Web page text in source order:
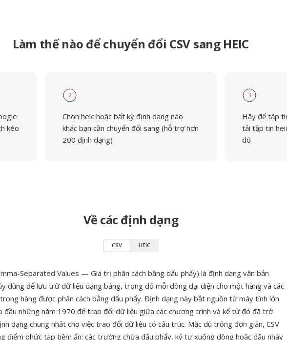
Làm thế nào để chuyển đổi CSV sang HEIC
kéo
2
Chọn heic hoặc bất kỳ định dạng nào
khác bạn cần chuyển đổi sang (hỗ trợ hơn
200 định dạng)
3
Hãy để tập
tải tập tin
đó
Về các định dạng
CSV HEIC
Separated Values — Giá trị phân cách bằng dấu phẩy) là định dạng văn bản
dùng để lưu trữ dữ liệu dạng bảng, trong đó mỗi dòng đại diện cho một hàng và các
hàng được phân cách bằng dấu phẩy. Định dạng này bắt nguồn từ máy tính lớn
đầu những năm 1970 để trao đổi dữ liệu giữa các chương trình và kể từ đó đã trở
dạng chung nhất cho việc trao đổi dữ liệu có cấu trúc. Mặc dù trông đơn giản, CSV
điểm phức tạp tiềm ẩn: các trường chứa dấu phẩy, ký tự xuống dòng hoặc dấu nháy